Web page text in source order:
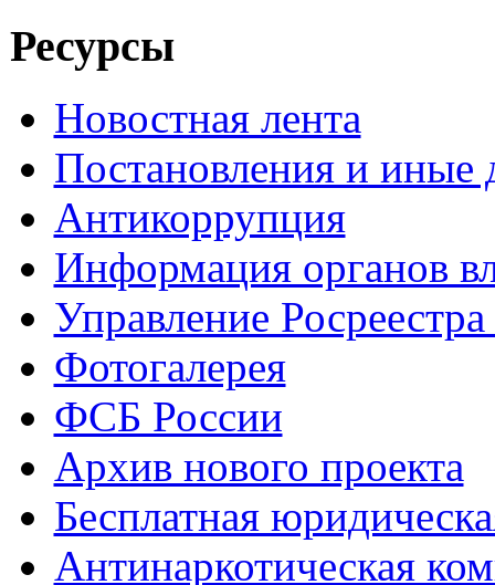
Ресурсы
Новостная лента
Постановления и иные
Антикоррупция
Информация органов
Управление
Фотогалерея
ФСБ России
Архив нового проекта
Бесплатная
Антинаркотическая